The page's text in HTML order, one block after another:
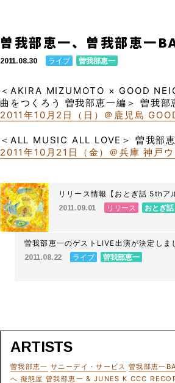
曽我部恵一、曽我部恵一
2011.08.30 ライブ 曽我部恵一
＜AKIRA MIZUMOTO × GOOD
曲をつくろう 曽我部恵一編＞ 曽我部
2011年10月2日（日）＠鹿児島
＜ALL MUSIC ALL LOVE＞ 曽我部
2011年10月21日（金）＠兵庫 神戸
リリース情報【おとぎ話 5thア
2011.09.01 リリース おとぎ話
曽我部恵一のゲストLIVE出演が決定しま
2011.08.22 ライブ 曽我部恵一
ARTISTS
曽我部恵一 サニーデイ・サービス 曽我部恵一
へ 擬態屋 曽我部恵一 & JUNES K CCC